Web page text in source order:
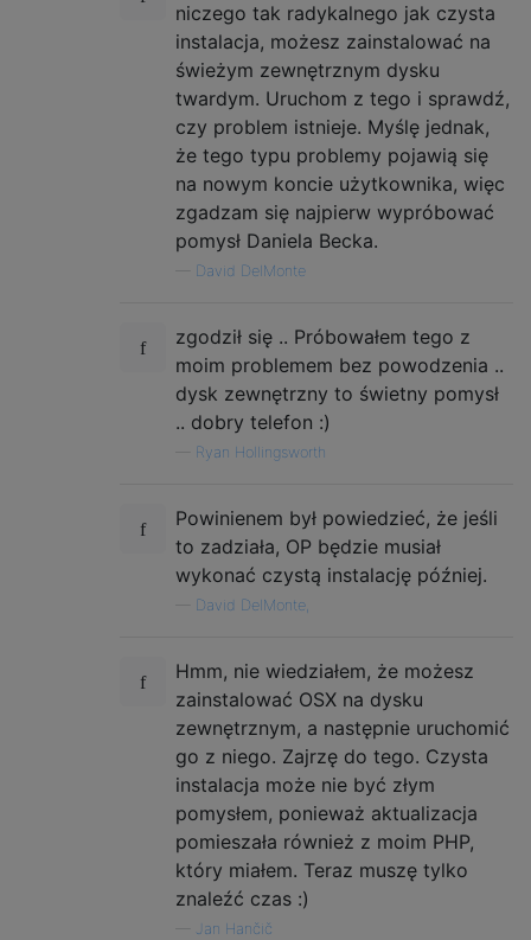
niczego tak radykalnego jak czysta
instalacja, możesz zainstalować na
świeżym zewnętrznym dysku
twardym. Uruchom z tego i sprawdź,
czy problem istnieje. Myślę jednak,
że tego typu problemy pojawią się
na nowym koncie użytkownika, więc
zgadzam się najpierw wypróbować
pomysł Daniela Becka.
David DelMonte
zgodził się .. Próbowałem tego z
moim problemem bez powodzenia ..
dysk zewnętrzny to świetny pomysł
.. dobry telefon :)
Ryan Hollingsworth
Powinienem był powiedzieć, że jeśli
to zadziała, OP będzie musiał
wykonać czystą instalację później.
David DelMonte,
Hmm, nie wiedziałem, że możesz
zainstalować OSX na dysku
zewnętrznym, a następnie uruchomić
go z niego. Zajrzę do tego. Czysta
instalacja może nie być złym
pomysłem, ponieważ aktualizacja
pomieszała również z moim PHP,
który miałem. Teraz muszę tylko
znaleźć czas :)
Jan Hančič